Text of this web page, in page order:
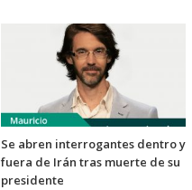
Se abren interrogantes dentro y
fuera de Irán tras muerte de su
presidente